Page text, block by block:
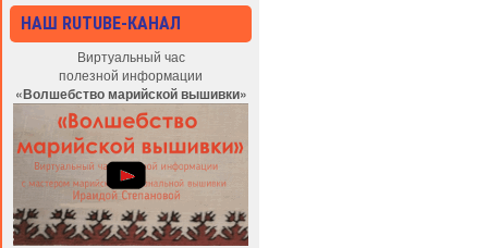
НАШ RUTUBE-КАНАЛ
Виртуальный час
полезной информации
«Волшебство марийской вышивки»